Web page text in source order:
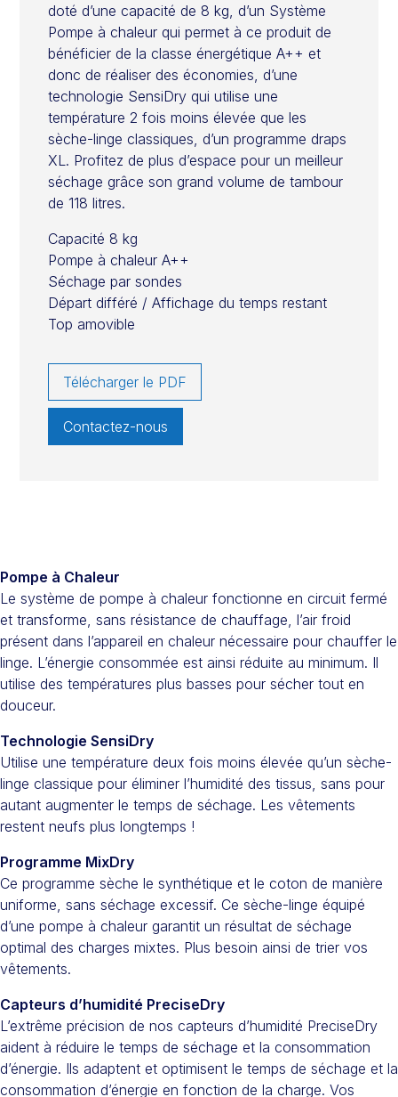
doté d’une capacité de 8 kg, d’un Système
Pompe à chaleur qui permet à ce produit de
bénéficier de la classe énergétique A++ et
donc de réaliser des économies, d’une
technologie SensiDry qui utilise une
température 2 fois moins élevée que les
sèche-linge classiques, d’un programme draps
XL. Profitez de plus d’espace pour un meilleur
séchage grâce son grand volume de tambour
de 118 litres.
Capacité 8 kg
Pompe à chaleur A++
Séchage par sondes
Départ différé / Affichage du temps restant
Top amovible
Télécharger le PDF
Contactez-nous
Pompe à Chaleur
Le système de pompe à chaleur fonctionne en circuit fermé
et transforme, sans résistance de chauffage, l’air froid
présent dans l’appareil en chaleur nécessaire pour chauffer le
linge. L’énergie consommée est ainsi réduite au minimum. Il
utilise des températures plus basses pour sécher tout en
douceur.
Technologie SensiDry
Utilise une température deux fois moins élevée qu’un sèche-
linge classique pour éliminer l’humidité des tissus, sans pour
autant augmenter le temps de séchage. Les vêtements
restent neufs plus longtemps !
Programme MixDry
Ce programme sèche le synthétique et le coton de manière
uniforme, sans séchage excessif. Ce sèche-linge équipé
d’une pompe à chaleur garantit un résultat de séchage
optimal des charges mixtes. Plus besoin ainsi de trier vos
vêtements.
Capteurs d’humidité PreciseDry
L’extrême précision de nos capteurs d’humidité PreciseDry
aident à réduire le temps de séchage et la consommation
d’énergie. Ils adaptent et optimisent le temps de séchage et la
consommation d’énergie en fonction de la charge. Vos